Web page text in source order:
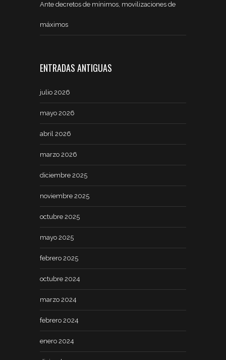
Ante decretos de mínimos, movilizaciones de
máximos
ENTRADAS ANTIGUAS
julio 2026
mayo 2026
abril 2026
marzo 2026
diciembre 2025
noviembre 2025
octubre 2025
mayo 2025
febrero 2025
octubre 2024
marzo 2024
febrero 2024
enero 2024